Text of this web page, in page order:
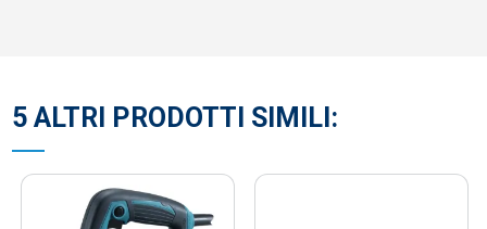
5 ALTRI PRODOTTI SIMILI: